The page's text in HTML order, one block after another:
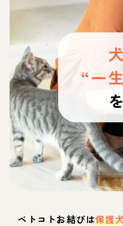
“一
ペトコトお結びは保護